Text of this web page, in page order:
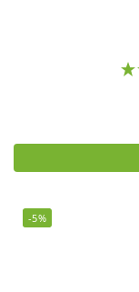
-5%